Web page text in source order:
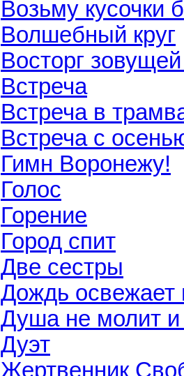
Возьму кусочки
Волшебный круг
Восторг
Встреча
Встреча в
Встреча с
Гимн Воронежу!
Голос
Горение
Город спит
Две сестры
Дождь освежает
Душа не молит и
Дуэт
Жертвенник